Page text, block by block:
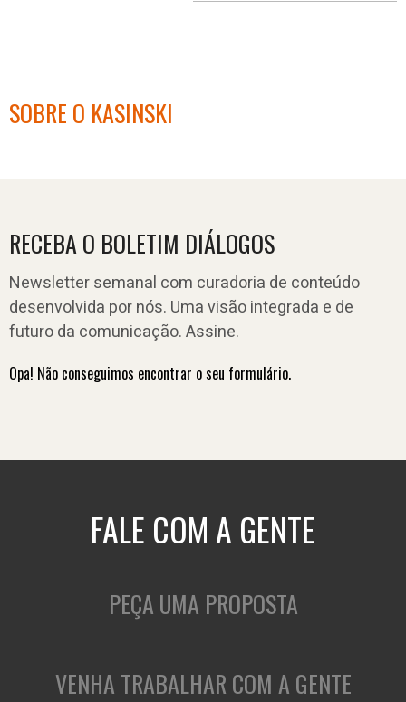
SOBRE O KASINSKI
RECEBA O BOLETIM DIÁLOGOS
Newsletter semanal com curadoria de conteúdo
desenvolvida por nós. Uma visão integrada e de
futuro da comunicação. Assine.
Opa! Não conseguimos encontrar o seu formulário.
FALE COM A GENTE
PEÇA UMA PROPOSTA
VENHA TRABALHAR COM A GENTE